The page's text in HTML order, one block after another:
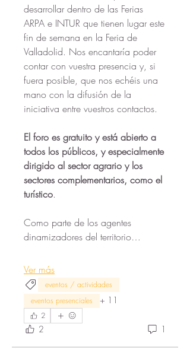
desarrollar dentro de las Ferias
ARPA e INTUR que tienen lugar este
fin de semana en la Feria de
Valladolid. Nos encantaría poder
contar con vuestra presencia y, si
fuera posible, que nos echéis una
mano con la difusión de la
iniciativa entre vuestros contactos.
El foro es gratuito y está abierto a
todos los públicos, y especialmente
dirigido al sector agrario y los
sectores complementarios, como el
turístico.
Como parte de los agentes
dinamizadores del territorio…
Ver más
eventos / actividades
eventos presenciales
+ 11
2
2 1